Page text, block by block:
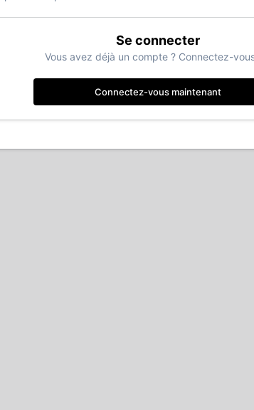
Se connecter
Vous avez déjà un compte ? Connectez-
Connectez-vous maintenant